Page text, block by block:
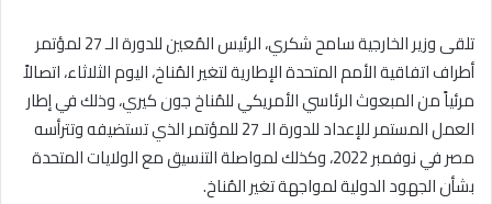
تلقى وزير الخارجية سامح شكري، الرئيس المُعين للدورة الـ 27 لمؤتمر
أطراف اتفاقية الأمم المتحدة الإطارية لتغير المُناخ، اليوم الثلاثاء، اتصالاً
مرئياً من المبعوث الرئاسي الأمريكي للمُناخ جون كيري، وذلك في إطار
العمل المستمر للإعداد للدورة الـ 27 للمؤتمر الذي تستضيفه وتترأسه
مصر في نوفمبر 2022، وكذلك لمواصلة التنسيق مع الولايات المتحدة
بشأن الجهود الدولية لمواجهة تغير المُناخ.